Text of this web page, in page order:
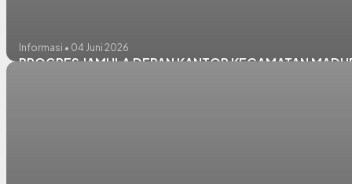
Informasi • 04 Juni 2026
PROGRES JAMULA DEPAN KANTOR KECAMATAN